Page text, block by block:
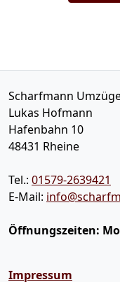
Scharfmann
Lukas Hofmann
Hafenbahn 10
48431 Rheine
Tel.: 01579-2639421
E-Mail:
Öffnungszeiten:
Impressum